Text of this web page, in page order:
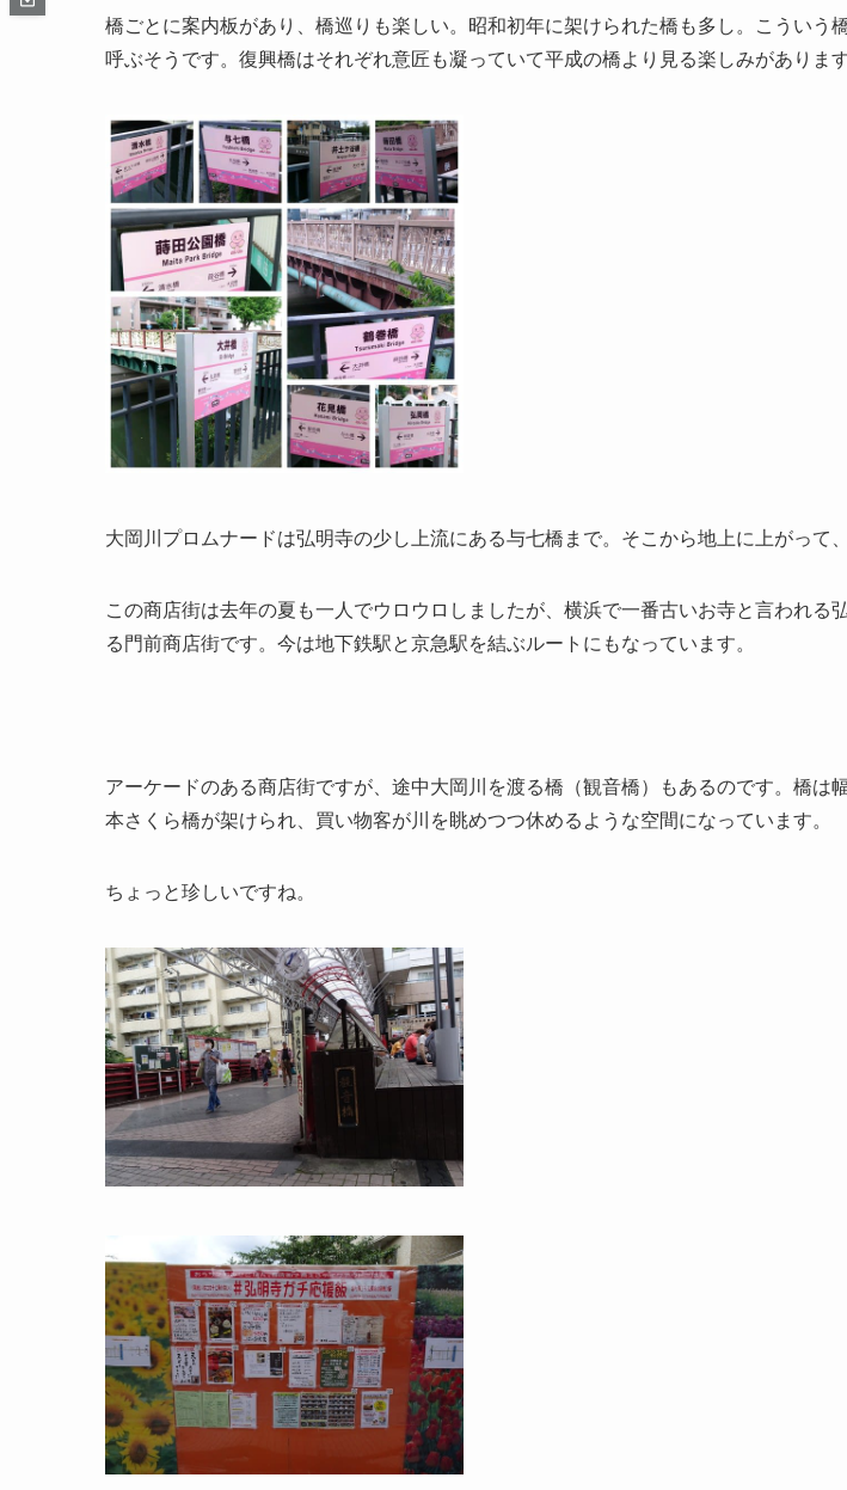
橋ごとに案内板があり、橋巡りも楽しい。昭和初年に架けられた橋も多し。こういう
呼ぶそうです。復興橋はそれぞれ意匠も凝っていて平成の橋より見る楽しみがあります
大岡川プロムナードは弘明寺の少し上流にある与七橋まで。そこから地上に上がって
この商店街は去年の夏も一人でウロウロしましたが、横浜で一番古いお寺と言われる
る門前商店街です。今は地下鉄駅と京急駅を結ぶルートにもなっています。
アーケードのある商店街ですが、途中大岡川を渡る橋（観音橋）もあるのです。橋は
本さくら橋が架けられ、買い物客が川を眺めつつ休めるような空間になっています。
ちょっと珍しいですね。